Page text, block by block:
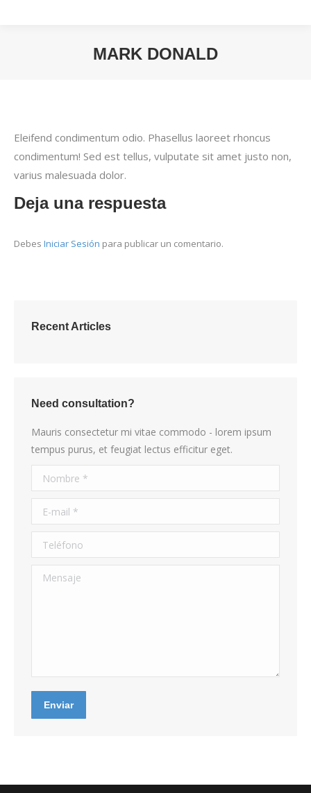
MARK DONALD
Eleifend condimentum odio. Phasellus laoreet rhoncus
condimentum! Sed est tellus, vulputate sit amet justo non,
varius malesuada dolor.
Deja una respuesta
Debes Iniciar Sesión para publicar un comentario.
Recent Articles
Need consultation?
Mauris consectetur mi vitae commodo - lorem ipsum
tempus purus, et feugiat lectus efficitur eget.
Nombre *
E-mail *
Teléfono
Mensaje
Enviar